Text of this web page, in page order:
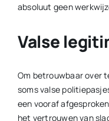
absoluut geen
Valse
Om betrouwbaar over
soms valse
een vooraf
het vertrouwen van